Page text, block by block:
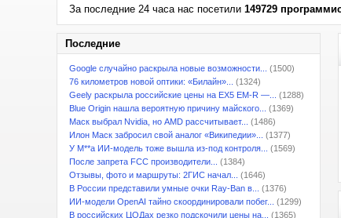
За последние 24 часа нас посетили 149729
Последние
Google случайно раскрыла новые возможности...
(1500)
76 километров новой оптики: «Билайн»...
(1324)
Geely раскрыла российские цены на EX5 EM-R —...
(1288)
Blue Origin нашла вероятную причину майского...
(1369)
Маск выбрал Nvidia, но AMD рассчитывает...
(1486)
Илон Маск забросил свой аналог «Википедии»...
(1377)
У M**a ИИ-модель тоже вышла из-под контроля...
(1569)
После запрета FCC производители...
(1384)
Отзывы, фото и маршруты: 2ГИС начал...
(1646)
В России представили умные очки Ray-Ban в...
(1376)
ИИ-модели OpenAI тайно скоординировали побег...
(1299)
В российских ЦОДах резко подскочили цены на...
(1365)